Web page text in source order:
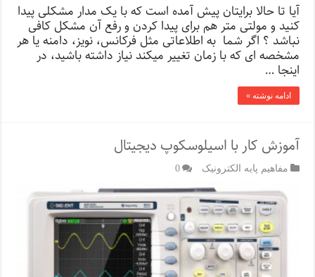
آیا تا حالا برایتان پیش آمده است که با یک مدار مشکلی پیدا
کنید و مولتی متر هم برای پیدا کردن و رفع آن مشکل کافی
نباشد ؟ اگر شما به اطلاعاتی مثل فرکانس، نویز، دامنه یا هر
مشخصه ای که با زمان تغییر میکند نیاز داشته باشید، در
اینجا …
ادامه نوشته »
آموزش کار با اسیلوسکوپ دیجیتال
مفاهیم پایه الکترونیک 0